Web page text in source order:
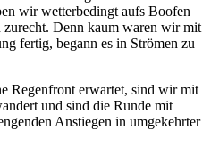
wir wetterbedingt aufs Boofen
Denn kaum waren wir mit
fertig, begann es in Strömen zu
Regenfront erwartet, sind wir mit
und sind die Runde mit
Anstiegen in umgekehrter